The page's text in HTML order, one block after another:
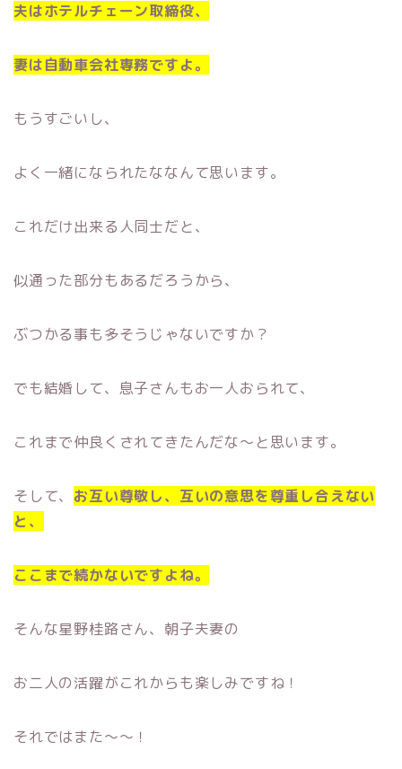
夫はホテルチェーン取締役、
妻は自動車会社専務ですよ。
もうすごいし、
よく一緒になられたななんて思います。
これだけ出来る人同士だと、
似通った部分もあるだろうから、
ぶつかる事も多そうじゃないですか？
でも結婚して、息子さんもお一人おられて、
これまで仲良くされてきたんだな〜と思います。
そして、 お互い尊敬し、互いの意思を尊重し合えない
と、
ここまで続かないですよね。
そんな星野桂路さん、朝子夫妻の
お二人の活躍がこれからも楽しみですね！
それではまた〜〜！